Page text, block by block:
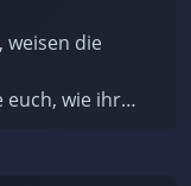
weisen die
euch, wie ihr